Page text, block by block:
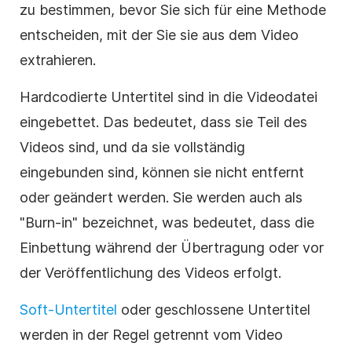
zu bestimmen, bevor Sie sich für eine Methode
entscheiden, mit der Sie sie aus dem Video
extrahieren.
Hardcodierte Untertitel sind in die Videodatei
eingebettet. Das bedeutet, dass sie Teil des
Videos sind, und da sie vollständig
eingebunden sind, können sie nicht entfernt
oder geändert werden. Sie werden auch als
"Burn-in" bezeichnet, was bedeutet, dass die
Einbettung während der Übertragung oder vor
der Veröffentlichung des Videos erfolgt.
Soft-Untertitel oder geschlossene Untertitel
werden in der Regel getrennt vom Video